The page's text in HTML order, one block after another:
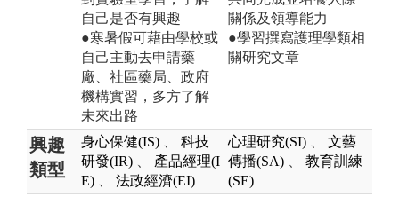
自己是否有興趣
●寒暑假可藉由學校或
自己主動去申請藥
廠、社區藥局、政府
機構實習，多方了解
未來出路
關係及領導能力
●學習撰寫護理學類相
關研究文章
興趣
類型
身心保健(IS)
科技
研發(IR)
產品經理(I
E)
法政經濟(EI)
心理研究(SI)
文藝
傳播(SA)
教育訓練
(SE)